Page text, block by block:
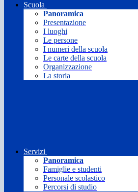
Scuola
Panoramica
Presentazione
I luoghi
Le persone
I numeri della scuola
Le carte della scuola
Organizzazione
La storia
Servizi
Panoramica
Famiglie e studenti
Personale scolastico
Percorsi di studio